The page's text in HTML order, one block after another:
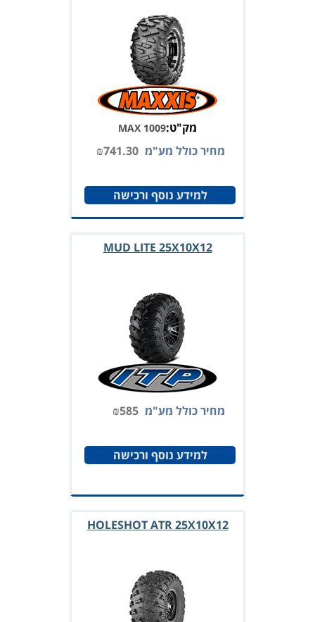
מק"ט:MAX 1009
מחיר כולל מע"מ ₪741.30
למידע נוסף ורכישה
MUD LITE 25X10X12
מחיר כולל מע"מ ₪585
למידע נוסף ורכישה
HOLESHOT ATR 25X10X12